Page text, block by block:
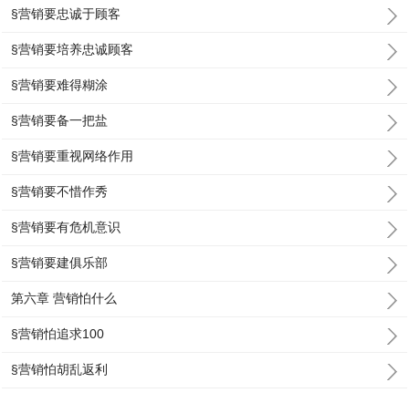
§营销要忠诚于顾客
§营销要培养忠诚顾客
§营销要难得糊涂
§营销要备一把盐
§营销要重视网络作用
§营销要不惜作秀
§营销要有危机意识
§营销要建俱乐部
第六章 营销怕什么
§营销怕追求100
§营销怕胡乱返利